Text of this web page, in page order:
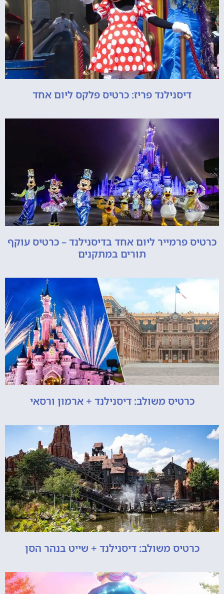
דיסנילנד פריז: כרטיס פלקס ליום אחד
כרטיס פרמייר ליום אחד בדיסנילנד – כרטיס עוקף
תורים במתקנים
כרטיס משולב: דיסנילנד + ארמון ורסאי
כרטיס משולב: דיסנילנד + שייט בנהר הסן